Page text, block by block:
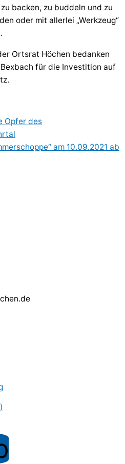
backen, zu buddeln und zu
oder mit allerlei „Werkzeug“
Ortsrat Höchen bedanken
für die Investition auf
Opfer des
am 10.09.2021 ab